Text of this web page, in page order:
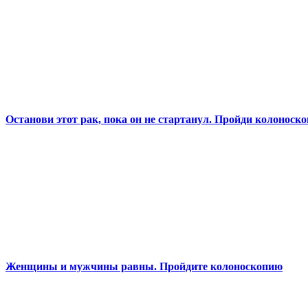
Останови этот рак, пока он не стартанул. Пройди
Женщины и мужчины равны. Пройдите колоноскопию